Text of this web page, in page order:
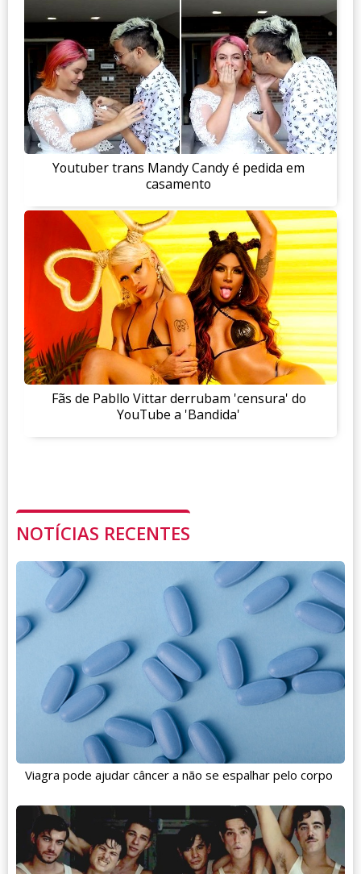
Youtuber trans Mandy Candy é pedida em
casamento
Fãs de Pabllo Vittar derrubam 'censura' do
YouTube a 'Bandida'
NOTÍCIAS RECENTES
Viagra pode ajudar câncer a não se espalhar pelo corpo